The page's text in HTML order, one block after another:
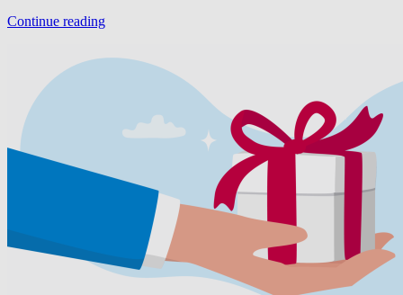
Continue reading